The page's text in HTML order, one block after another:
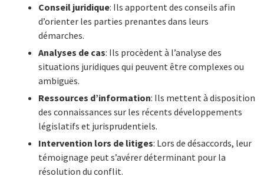
Conseil juridique: Ils apportent des conseils afin
d’orienter les parties prenantes dans leurs
démarches.
Analyses de cas: Ils procèdent à l’analyse des
situations juridiques qui peuvent être complexes ou
ambiguës.
Ressources d’information: Ils mettent à disposition
des connaissances sur les récents développements
législatifs et jurisprudentiels.
Intervention lors de litiges: Lors de désaccords, leur
témoignage peut s’avérer déterminant pour la
résolution du conflit.